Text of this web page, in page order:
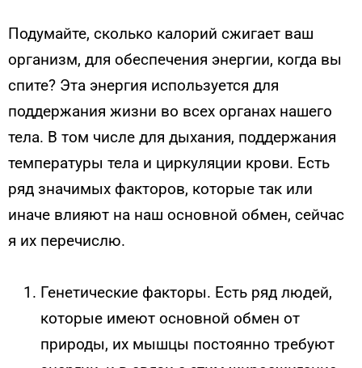
Подумайте, сколько калорий сжигает ваш
организм, для обеспечения энергии, когда вы
спите? Эта энергия используется для
поддержания жизни во всех органах нашего
тела. В том числе для дыхания, поддержания
температуры тела и циркуляции крови. Есть
ряд значимых факторов, которые так или
иначе влияют на наш основной обмен, сейчас
я их перечислю.
Генетические факторы. Есть ряд людей,
которые имеют основной обмен от
природы, их мышцы постоянно требуют